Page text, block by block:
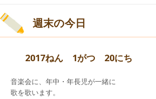
週末の今日
2017ねん 1がつ 20にち
音楽会に、年中・年長児が一緒に
歌を歌います。